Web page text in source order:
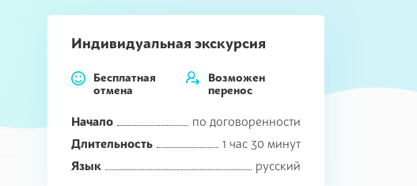
Индивидуальная экскурсия
Бесплатная
отмена
Возможен
перенос
Начало
по договоренности
Длительность
1 час 30 минут
Язык
русский